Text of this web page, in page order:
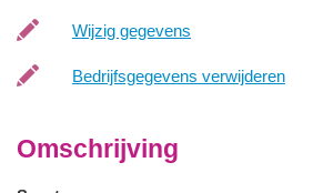
Wijzig gegevens
Bedrijfsgegevens verwijderen
Omschrijving